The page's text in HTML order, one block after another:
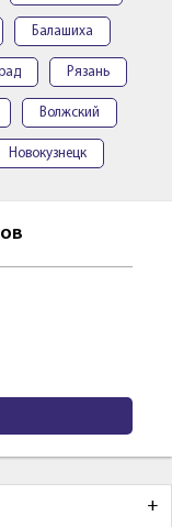
Балашиха
Рязань
Волжский
Новокузнецк